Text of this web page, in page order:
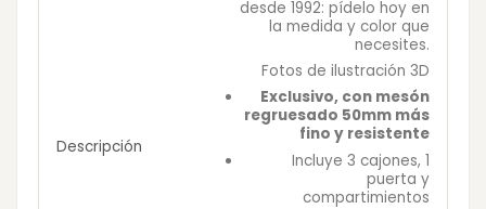
Descripción
desde 1992: pídelo hoy en
la medida y color que
necesites.
Fotos de ilustración 3D
Exclusivo, con mesón
regruesado 50mm más
fino y resistente
Incluye 3 cajones, 1
puerta y
compartimientos